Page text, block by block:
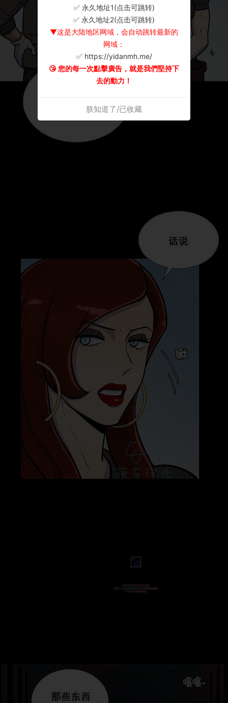
✅ 永久地址1(点击可跳转)
✅ 永久地址2(点击可跳转)
▼这是大陆地区网域，会自动跳转最新的
网域：
✅ https://yidanmh.me/
😘 您的每一次點擊廣告，就是我們堅持下
去的動力！
朕知道了/已收藏